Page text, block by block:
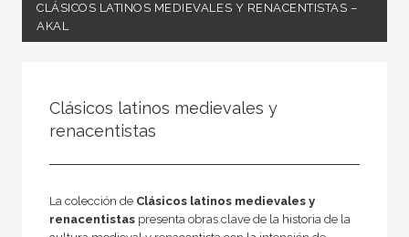
CLÁSICOS LATINOS MEDIEVALES Y RENACENTISTAS –
AKAL
Ciencias humanas y sociales
Clásicos latinos medievales y
renacentistas
La colección de Clásicos latinos medievales y
renacentistas presenta obras clave de la historia de la